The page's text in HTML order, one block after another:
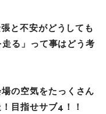
と不安がどうしても
る」って事はどう考
の空気をたっくさん
目指せサブ4！！